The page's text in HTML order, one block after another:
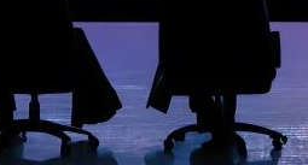
SG